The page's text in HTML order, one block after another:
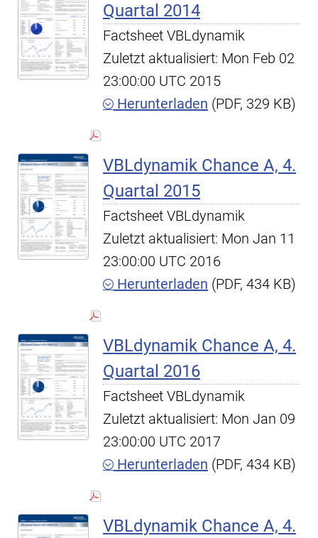
Quartal 2014
Factsheet VBLdynamik
Zuletzt aktualisiert: Mon Feb 02
23:00:00 UTC 2015
Herunterladen (PDF, 329 KB)
VBLdynamik Chance A, 4.
Quartal 2015
Factsheet VBLdynamik
Zuletzt aktualisiert: Mon Jan 11
23:00:00 UTC 2016
Herunterladen (PDF, 434 KB)
VBLdynamik Chance A, 4.
Quartal 2016
Factsheet VBLdynamik
Zuletzt aktualisiert: Mon Jan 09
23:00:00 UTC 2017
Herunterladen (PDF, 434 KB)
VBLdynamik Chance A, 4.